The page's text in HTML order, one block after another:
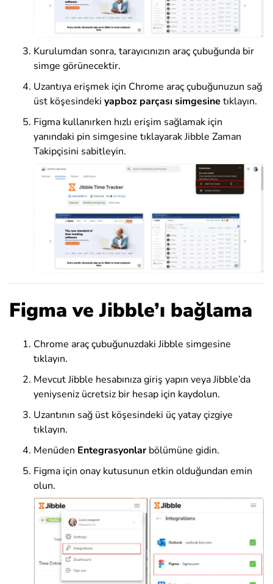
Kurulumdan sonra, tarayıcınızın araç çubuğunda bir
simge görünecektir.
Uzantıya erişmek için Chrome araç çubuğunuzun sağ
üst köşesindeki yapboz parçası simgesine tıklayın.
Figma kullanırken hızlı erişim sağlamak için
yanındaki pin simgesine tıklayarak Jibble Zaman
Takipçisini sabitleyin.
Figma ve Jibble’ı bağlama
Chrome araç çubuğunuzdaki Jibble simgesine
tıklayın.
Mevcut Jibble hesabınıza giriş yapın veya Jibble’da
yeniyseniz ücretsiz bir hesap için kaydolun.
Uzantının sağ üst köşesindeki üç yatay çizgiye
tıklayın.
Menüden Entegrasyonlarbölümüne gidin.
Figma için onay kutusunun etkin olduğundan emin
olun.